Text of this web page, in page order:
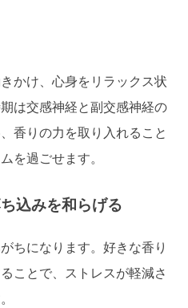
かけ、心身をリラックス状
は交感神経と副交感神経の
香りの力を取り入れること
を過ごせます。
込みを和らげる
ちになります。好きな香り
ことで、ストレスが軽減さ